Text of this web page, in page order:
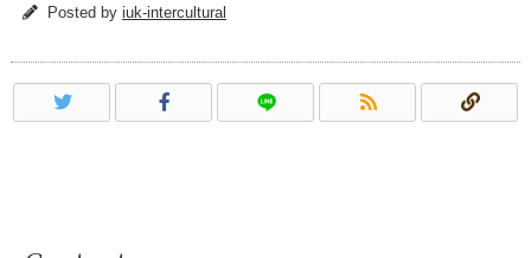
Posted by iuk-intercultural